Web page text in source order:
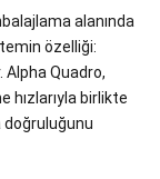
alanında
özelliği:
Alpha Quadro,
hızlarıyla birlikte